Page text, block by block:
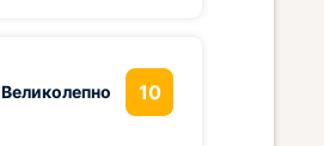
Великолепно 10